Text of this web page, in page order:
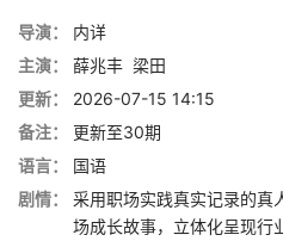
导演：
内详
主演：
薛兆丰 梁田
更新：
2026-07-15 14:15
备注：
更新至30期
语言：
国语
剧情：
采用职场实践真实记录的真
场成长故事，立体化呈现行